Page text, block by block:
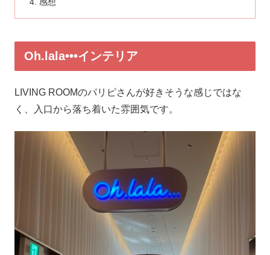
感想
Oh.lala•••インテリア
LIVING ROOM​のパリピさんが好きそうな感じではな
く、入口から落ち着いた雰囲気です。